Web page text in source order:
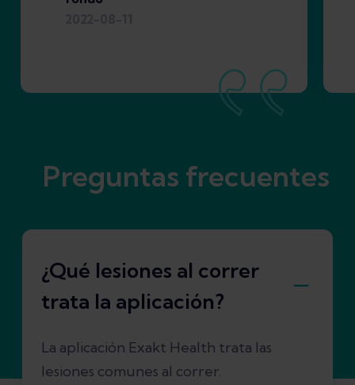
Preguntas frecuentes
¿Qué lesiones al correr
trata la aplicación?
La aplicación Exakt Health trata las
lesiones comunes al correr.